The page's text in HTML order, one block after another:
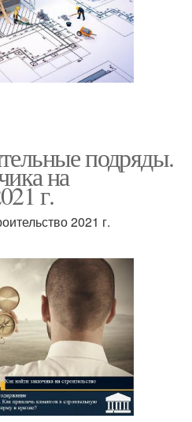
подряды.
на
г.
2021 г.